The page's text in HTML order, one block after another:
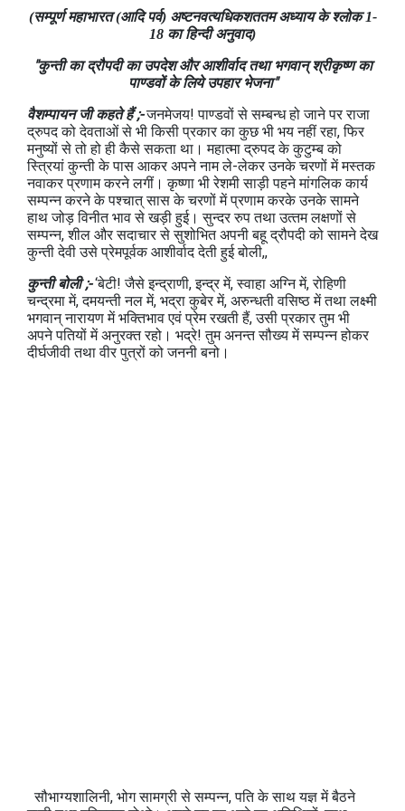
(सम्पूर्ण महाभारत (आदि पर्व) अष्‍टनवत्‍यधिकशततम अध्‍याय के श्लोक 1-
18 का हिन्दी अनुवाद)
"कुन्‍ती का द्रौपदी का उपदेश और आशीर्वाद तथा भगवान् श्रीकृष्‍ण का
पाण्‍डवों के लिये उपहार भेजना"
वैशम्‍पायन जी कहते हैं ;-जनमेजय! पाण्‍डवों से सम्‍बन्‍ध हो जाने पर राजा
द्रुपद को देवताओं से भी किसी प्रकार का कुछ भी भय नहीं रहा, फि‍र
मनुष्‍यों से तो हो ही कैसे सकता था। महात्‍मा द्रुपद के कुटुम्‍ब को
स्त्रियां कुन्ती के पास आकर अपने नाम ले-लेकर उनके चरणों में मस्‍तक
नवाकर प्रणाम करने लगीं। कृष्‍णा भी रेशमी साड़ी पहने मांगलिक कार्य
सम्‍पन्‍न करने के पश्‍चात् सास के चरणों में प्रणाम करके उनके सामने
हाथ जोड़ विनीत भाव से खड़ी हुई। सुन्‍दर रुप तथा उत्‍तम लक्षणों से
सम्‍पन्‍न, शील और सदाचार से सुशोभित अपनी बहू द्रौपदी को सामने देख
कुन्‍ती देवी उसे प्रेमपूर्वक आशीर्वाद देती हुई बोली,,
कुन्ती बोली ;-‘बेटी! जैसे इन्‍द्राणी, इन्‍द्र में, स्‍वाहा अग्नि में, रोहिणी
चन्‍द्रमा में, दमयन्‍ती नल में, भद्रा कुबेर में, अरुन्धती वसिष्‍ठ में तथा लक्ष्मी
भगवान् नारायण में भक्तिभाव एवं प्रेम रखती हैं, उसी प्रकार तुम भी
अपने पतियों में अनुरक्‍त रहो। भद्रे! तुम अनन्‍त सौख्‍य में सम्‍पन्‍न होकर
दीर्घजीवी तथा वीर पुत्रों को जननी बनो।
सौभाग्‍यशालिनी, भोग सामग्री से सम्‍पन्‍न, पति के साथ यज्ञ में बैठने